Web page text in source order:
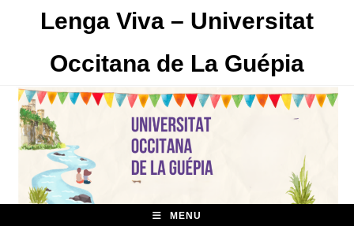
Lenga Viva – Universitat
Occitana de La Guépia
MENU